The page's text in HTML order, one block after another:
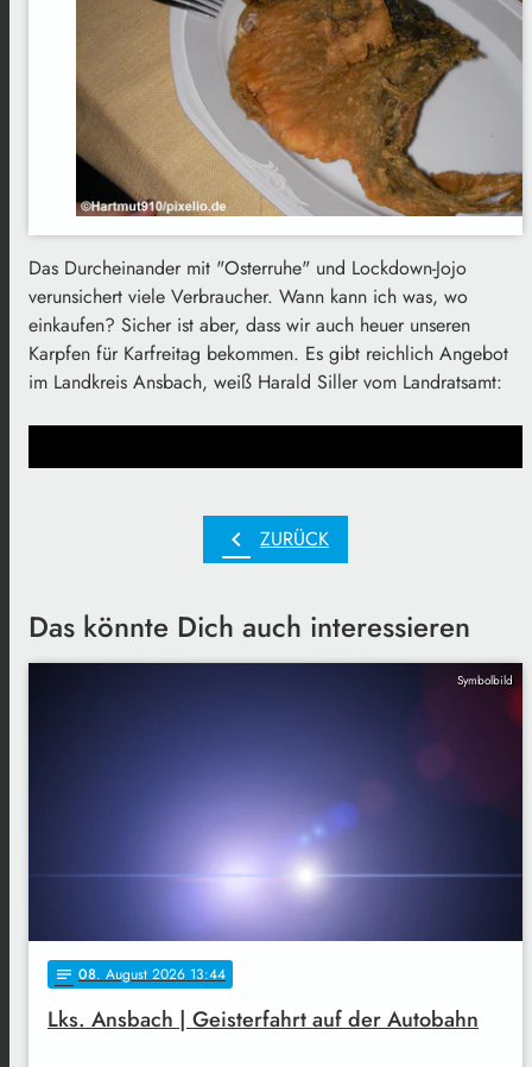
Das Durcheinander mit "Osterruhe" und Lockdown-Jojo
verunsichert viele Verbraucher. Wann kann ich was, wo
einkaufen? Sicher ist aber, dass wir auch heuer unseren
Karpfen für Karfreitag bekommen. Es gibt reichlich Angebot
im Landkreis Ansbach, weiß Harald Siller vom Landratsamt:
chevron_left ZURÜCK
Das könnte Dich auch interessieren
Symbolbild
notes 08. August 2026 13:44
Lks. Ansbach | Geisterfahrt auf der Autobahn